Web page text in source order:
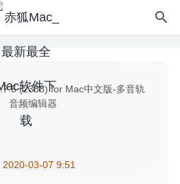
2020-03-07 9:51
互动画设计神器